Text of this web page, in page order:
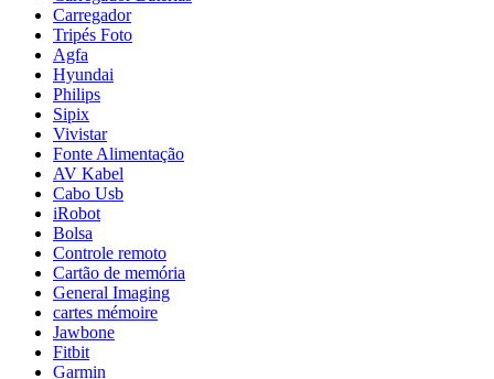
Carregador
Tripés Foto
Agfa
Hyundai
Philips
Sipix
Vivistar
Fonte Alimentação
AV Kabel
Cabo Usb
iRobot
Bolsa
Controle remoto
Cartão de memória
General Imaging
cartes mémoire
Jawbone
Fitbit
Garmin